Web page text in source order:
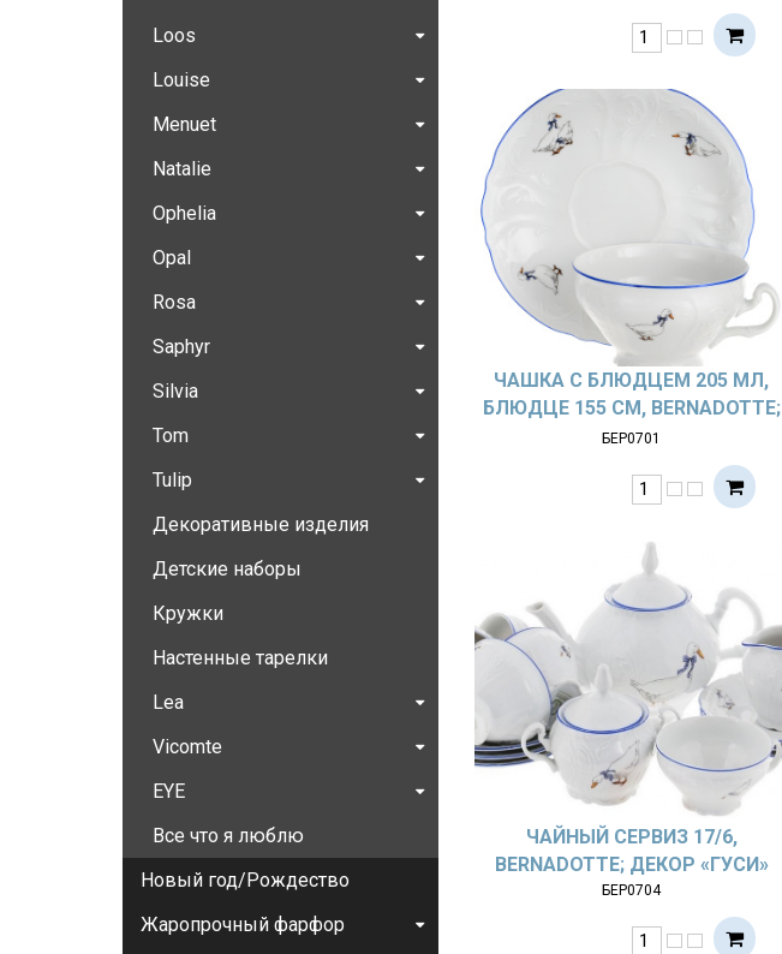
ЧАШКА С БЛЮДЦЕМ 205 МЛ,
БЛЮДЦЕ 155 СМ, BERNADOTTE;
ДЕКОР «ГУСИ»
БЕР0701
ЧАЙНЫЙ СЕРВИЗ 17/6,
BERNADOTTE; ДЕКОР «ГУСИ»
БЕР0704
Loos
Louise
Menuet
Natalie
Ophelia
Opal
Rosa
Saphyr
Silvia
Tom
Tulip
Декоративные изделия
Детские наборы
Кружки
Настенные тарелки
Lea
Vicomte
EYE
Все что я люблю
Новый год/Рождество
Жаропрочный фарфор